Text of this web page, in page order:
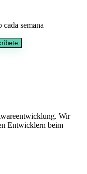
semana
Wir
Entwicklern beim